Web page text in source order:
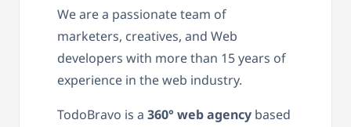
We are a passionate team of
marketers, creatives, and Web
developers with more than 15 years of
experience in the web industry.
TodoBravo is a 360° web agency based